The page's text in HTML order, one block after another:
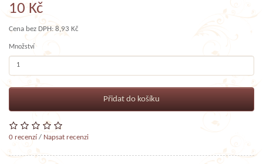
10 Kč
Cena bez DPH: 8,93 Kč
Množství
Přidat do košíku
0 recenzí/ Napsat recenzi